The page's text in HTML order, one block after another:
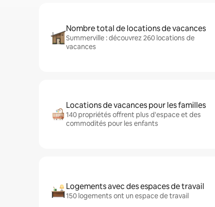
Nombre total de locations de vacances
Summerville : découvrez 260 locations de
vacances
Locations de vacances pour les familles
140 propriétés offrent plus d'espace et des
commodités pour les enfants
Logements avec des espaces de travail
150 logements ont un espace de travail